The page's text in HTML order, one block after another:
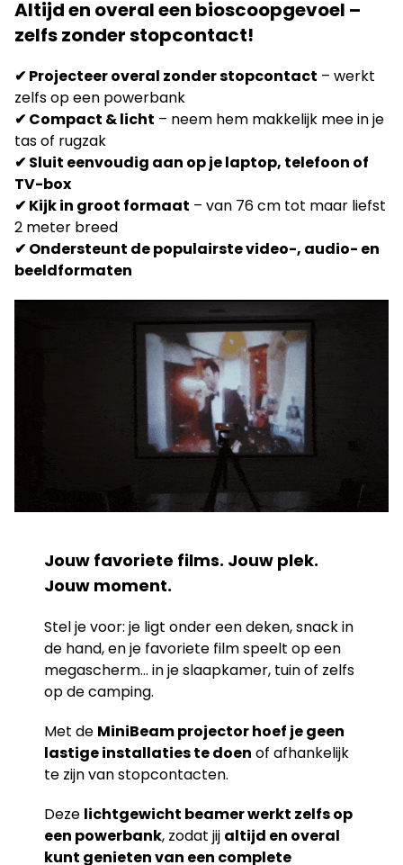
Altijd en overal een bioscoopgevoel –
zelfs zonder stopcontact!
✔ Projecteer overal zonder stopcontact – werkt
zelfs op een powerbank
✔ Compact & licht – neem hem makkelijk mee in je
tas of rugzak
✔ Sluit eenvoudig aan op je laptop, telefoon of
TV-box
✔ Kijk in groot formaat – van 76 cm tot maar liefst
2 meter breed
✔ Ondersteunt de populairste video-, audio- en
beeldformaten
Jouw favoriete films. Jouw plek.
Jouw moment.
Stel je voor: je ligt onder een deken, snack in
de hand, en je favoriete film speelt op een
megascherm… in je slaapkamer, tuin of zelfs
op de camping.
Met de MiniBeam projector hoef je geen
lastige installaties te doen of afhankelijk
te zijn van stopcontacten.
Deze lichtgewicht beamer werkt zelfs op
een powerbank, zodat jij altijd en overal
kunt genieten van een complete